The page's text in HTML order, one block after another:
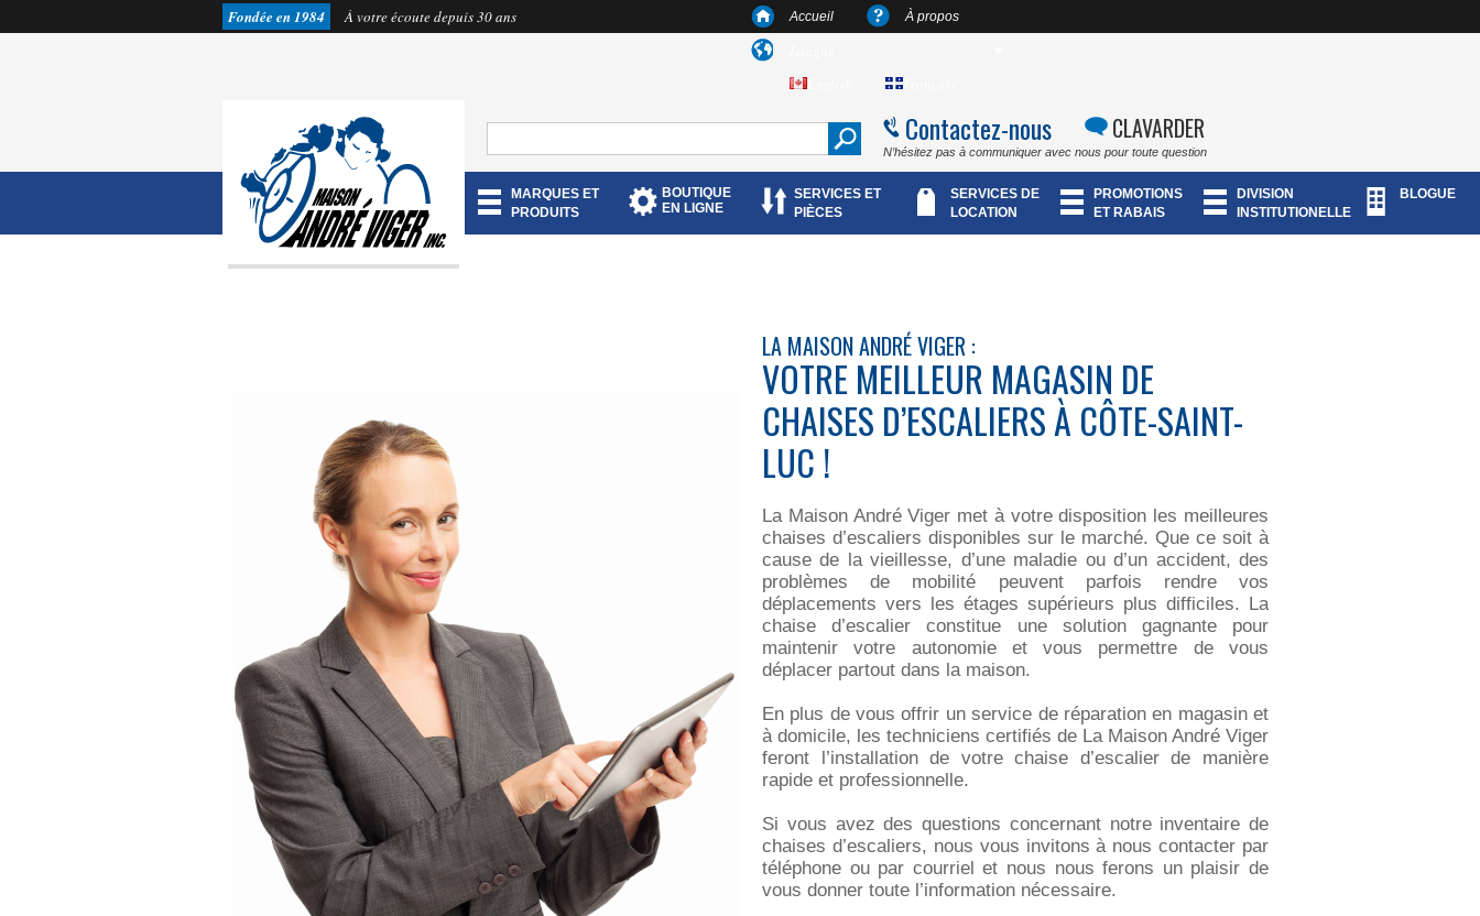
Fondée en 1984 À votre écoute depuis 30 ans Accueil À propos
Contactez-nous CLAVARDER
N’hésitez pas à communiquer avec nous pour toute question
MARQUES ET
PRODUITS
BOUTIQUE
EN LIGNE
SERVICES ET
PIÈCES
SERVICES DE
LOCATION
PROMOTIONS
ET RABAIS
DIVISION
INSTITUTIONELLE
BLOGUE
LA MAISON ANDRÉ VIGER :
VOTRE MEILLEUR MAGASIN DE
CHAISES D’ESCALIERS À CÔTE-SAINT-
LUC !
La Maison André Viger met à votre disposition les meilleures
chaises d’escaliers disponibles sur le marché. Que ce soit à
cause de la vieillesse, d’une maladie ou d’un accident, des
problèmes de mobilité peuvent parfois rendre vos
déplacements vers les étages supérieurs plus difficiles. La
chaise d’escalier constitue une solution gagnante pour
maintenir votre autonomie et vous permettre de vous
déplacer partout dans la maison.
En plus de vous offrir un service de réparation en magasin et
à domicile, les techniciens certifiés de La Maison André Viger
feront l’installation de votre chaise d’escalier de manière
rapide et professionnelle.
Si vous avez des questions concernant notre inventaire de
chaises d’escaliers, nous vous invitons à nous contacter par
téléphone ou par courriel et nous nous ferons un plaisir de
vous donner toute l’information nécessaire.